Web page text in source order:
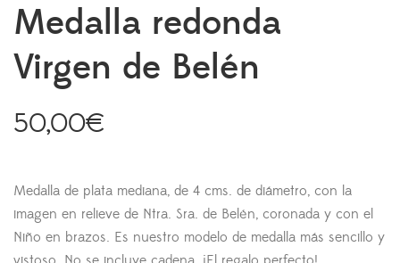
Medalla redonda
Virgen de Belén
50,00€
Medalla de plata mediana, de 4 cms. de diámetro, con la
imagen en relieve de Ntra. Sra. de Belén, coronada y con el
Niño en brazos. Es nuestro modelo de medalla más sencillo y